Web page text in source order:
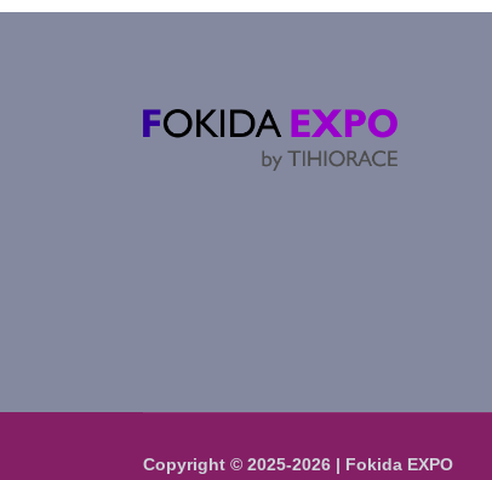
Copyright © 2025-2026 | Fokida EXPO